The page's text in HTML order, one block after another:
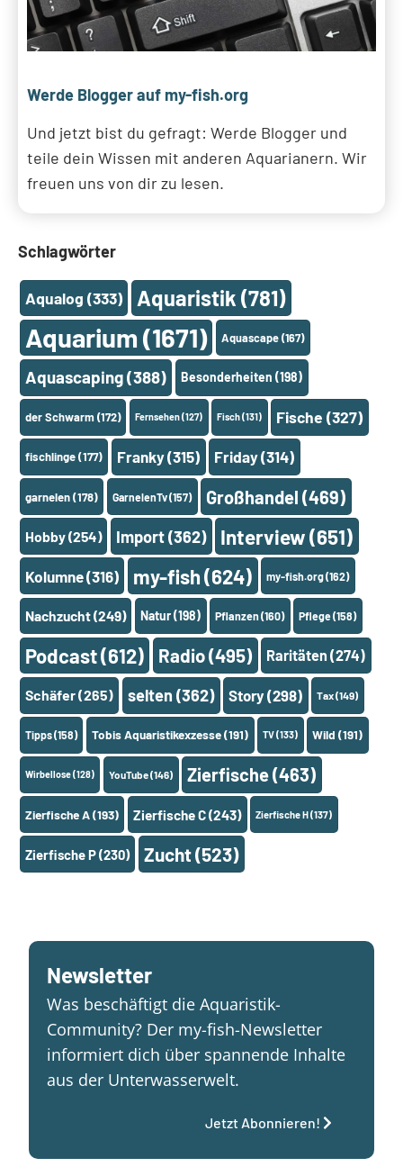
Werde Blogger auf my-fish.org
Und jetzt bist du gefragt: Werde Blogger und
teile dein Wissen mit anderen Aquarianern. Wir
freuen uns von dir zu lesen.
Schlagwörter
Aqualog (333) Aquaristik (781)
Aquarium (1671) Aquascape(167)
Aquascaping(388) Besonderheiten (198)
der Schwarm(172) Fernsehen(127) Fisch(131) Fische (327)
fischlinge(177) Franky(315) Friday(314)
garnelen(178) GarnelenTv(157) Großhandel (469)
Hobby(254) Import(362) Interview(651)
Kolumne(316) my-fish(624) my-fish.org(162)
Nachzucht(249) Natur(198) Pflanzen(160) Pflege(158)
Podcast(612) Radio(495) Raritäten (274)
Schäfer(265) selten (362) Story (298) Tax(149)
Tipps(158) Tobis Aquaristikexzesse(191) TV(133) Wild (191)
Wirbellose(128) YouTube(146) Zierfische(463)
Zierfische A(193) Zierfische C(243) Zierfische H(137)
Zierfische P(230) Zucht(523)
Newsletter
Was beschäftigt die Aquaristik-
Community? Der my-fish-Newsletter
informiert dich über spannende Inhalte
aus der Unterwasserwelt.
Jetzt Abonnieren!